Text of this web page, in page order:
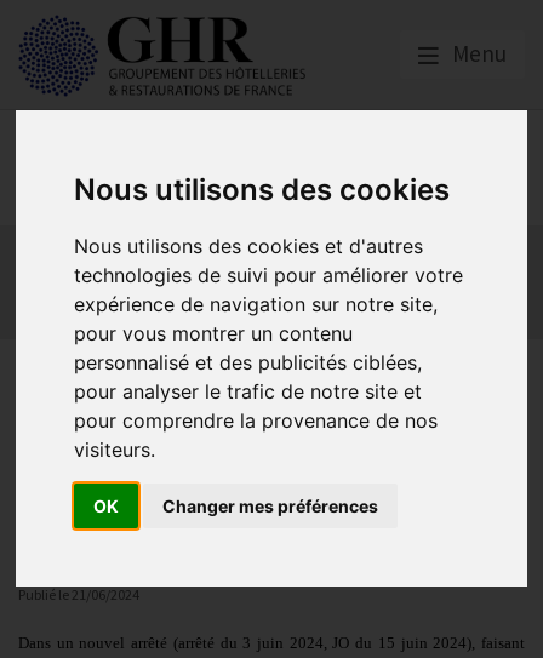
Nous utilisons des cookies
Nous utilisons des cookies et d'autres
technologies de suivi pour améliorer votre
expérience de navigation sur notre site,
pour vous montrer un contenu
personnalisé et des publicités ciblées,
pour analyser le trafic de notre site et
pour comprendre la provenance de nos
visiteurs.
OK Changer mes préférences
Menu
Social
Actualités
Les obligations liées à l’embauche
Les obligations liées à l’exécution du contrat de travail
Les obligations liées à l’extinction du contrat
Publication de modèles
d’information des salariés
sur la relation de travail
Publié le 21/06/2024
Dans un nouvel arrêté (arrêté du 3 juin 2024, JO du 15 juin 2024), faisant